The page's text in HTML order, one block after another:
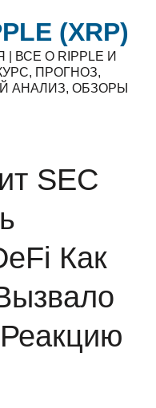
(XRP)
ВСЕ О RIPPLE И
ПРОГНОЗ,
АНАЛИЗ, ОБЗОРЫ
SEC
Как